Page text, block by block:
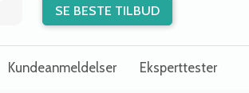
SE BESTE TILBUD
Kundeanmeldelser Eksperttester